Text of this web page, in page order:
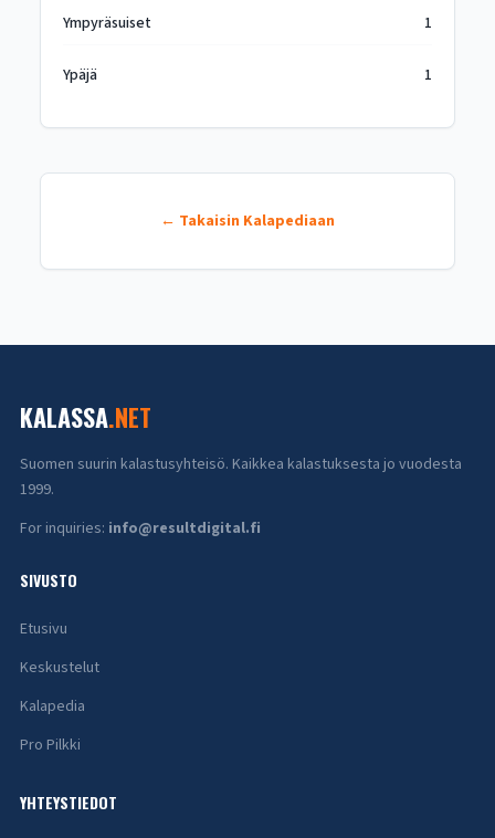
Ympyräsuiset 1
Ypäjä 1
← Takaisin Kalapediaan
KALASSA.NET
Suomen suurin kalastusyhteisö. Kaikkea kalastuksesta jo vuodesta
1999.
For inquiries: info@resultdigital.fi
SIVUSTO
Etusivu
Keskustelut
Kalapedia
Pro Pilkki
YHTEYSTIEDOT